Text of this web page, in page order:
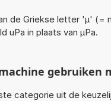
de Griekse letter 'µ' (=
uPa in plaats van µPa.
gebruiken
categorie uit de